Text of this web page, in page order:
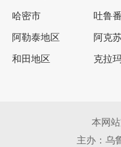
哈密市 吐鲁
阿勒泰地区 阿克
和田地区 克拉
本网
主办：乌